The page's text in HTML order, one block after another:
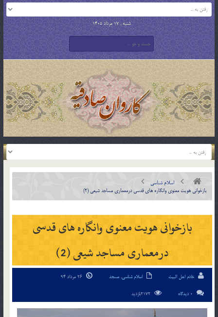
شنبه , 17 مرداد 1405
اسلام شناسی
بازخوانی هویت معنوی وانگاره های قدسی درمعماری مساجد شیعی (2)
بازخوانی هویت معنوی وانگاره های قدسی
درمعماری مساجد شیعی (2)
خادم اهل البیت اسلام شناسی, مسجد
0 دیدگاه